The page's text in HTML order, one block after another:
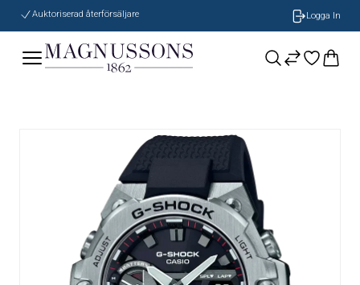
Auktoriserad återförsäljare Logga In